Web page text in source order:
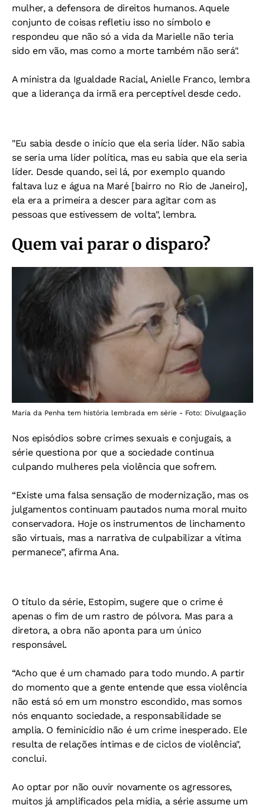
mulher, a defensora de direitos humanos. Aquele
conjunto de coisas refletiu isso no símbolo e
respondeu que não só a vida da Marielle não teria
sido em vão, mas como a morte também não será".
A ministra da Igualdade Racial, Anielle Franco, lembra
que a liderança da irmã era perceptível desde cedo.
"Eu sabia desde o início que ela seria líder. Não sabia
se seria uma líder política, mas eu sabia que ela seria
líder. Desde quando, sei lá, por exemplo quando
faltava luz e água na Maré [bairro no Rio de Janeiro],
ela era a primeira a descer para agitar com as
pessoas que estivessem de volta", lembra.
Quem vai parar o disparo?
Maria da Penha tem história lembrada em série - Foto: Divulgaação
Nos episódios sobre crimes sexuais e conjugais, a
série questiona por que a sociedade continua
culpando mulheres pela violência que sofrem.
“Existe uma falsa sensação de modernização, mas os
julgamentos continuam pautados numa moral muito
conservadora. Hoje os instrumentos de linchamento
são virtuais, mas a narrativa de culpabilizar a vítima
permanece”, afirma Ana.
O título da série, Estopim, sugere que o crime é
apenas o fim de um rastro de pólvora. Mas para a
diretora, a obra não aponta para um único
responsável.
“Acho que é um chamado para todo mundo. A partir
do momento que a gente entende que essa violência
não está só em um monstro escondido, mas somos
nós enquanto sociedade, a responsabilidade se
amplia. O feminicídio não é um crime inesperado. Ele
resulta de relações íntimas e de ciclos de violência",
conclui.
Ao optar por não ouvir novamente os agressores,
muitos já amplificados pela mídia, a série assume um